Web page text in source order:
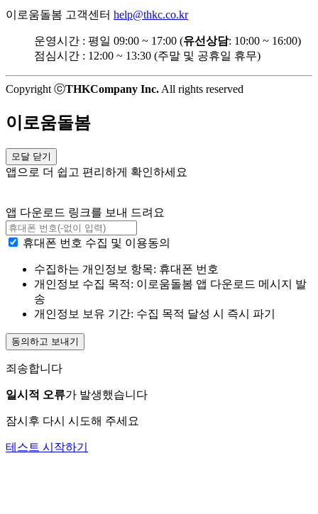
이로움돌봄 고객센터 help@thkc.co.kr
운영시간 : 평일 09:00 ~ 17:00 (유선상담: 10:00 ~ 16:00)
점심시간 : 12:00 ~ 13:30 (주말 및 공휴일 휴무)
Copyright ⓒTHKCompany Inc. All rights reserved
이로움돌봄
모달 닫기
앱으로 더 쉽고 편리하게 확인하세요
앱 다운로드 링크를 보내 드려요
휴대폰 번호 수집 및 이용동의
수집하는 개인정보 항목: 휴대폰 번호
개인정보 수집 목적: 이로움돌봄 앱 다운로드 메시지 발
송
개인정보 보유 기간: 수집 목적 달성 시 즉시 파기
동의하고 보내기
죄송합니다
일시적 오류가 발생했습니다
잠시후 다시 시도해 주세요
테스트 시작하기